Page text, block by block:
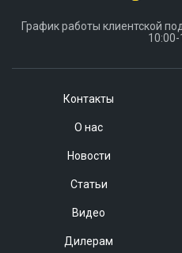
Контакты
О нас
Новости
Статьи
Видео
Дилерам
График работы клиентской
10:00-